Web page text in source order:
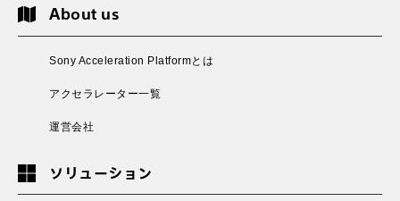
About us
Sony Acceleration Platformとは
アクセラレーター一覧
運営会社
ソリューション